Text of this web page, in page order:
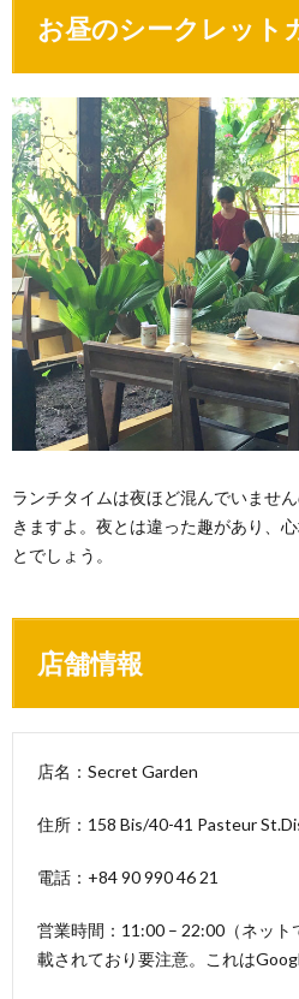
お昼のシークレット
ランチタイムは夜ほど混んでいませ
きますよ。夜とは違った趣があり、
とでしょう。
店舗情報
店名：Secret Garden
住所：158 Bis/40-41 Pasteur
電話：+84 90 990 46 21
営業時間：11:00 – 22:00（ネット
載されており要注意。これは